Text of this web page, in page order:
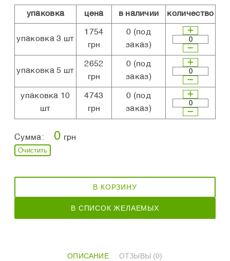
упаковка цена в наличии количество
упаковка 3 шт
1754
грн
0 (под
заказ)
упаковка 5 шт
2652
грн
0 (под
заказ)
упаковка 10
шт
4743
грн
0 (под
заказ)
Сумма: 0 грн
Очистить
В КОРЗИНУ
В СПИСОК ЖЕЛАЕМЫХ
ОПИСАНИЕ ОТЗЫВЫ (0)